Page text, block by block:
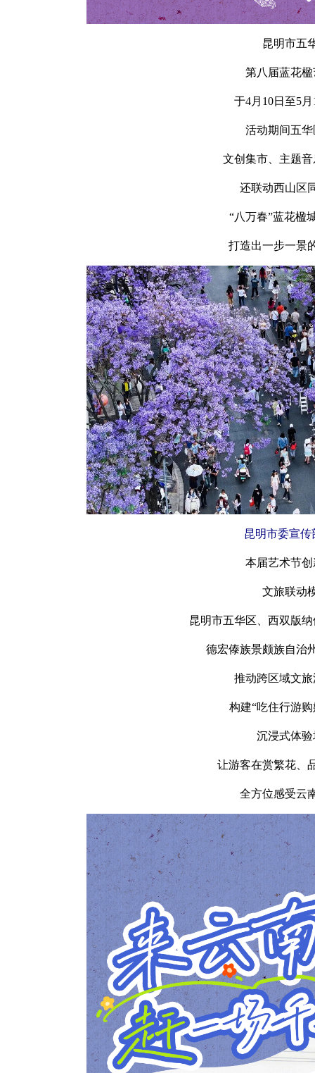
昆明市五
第八届蓝花
于4月10日至5
活动期间五
文创集市、主题
还联动西山区
“八万春”蓝花楹
打造出一步一景
昆明市委宣传
本届艺术节
文旅联动
昆明市五华区、西双版
德宏傣族景颇族自治
推动跨区域文
构建“吃住行游
沉浸式体
让游客在赏繁花、
全方位感受云